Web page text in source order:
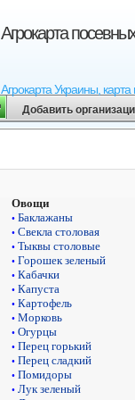
Агрокарта
Агрокарта Украины,
Добавить
Овощи
• Баклажаны
• Свекла столовая
• Тыквы столовые
• Горошек зеленый
• Кабачки
• Капуста
• Картофель
• Морковь
• Огурцы
• Перец горький
• Перец сладкий
• Помидоры
• Лук зеленый